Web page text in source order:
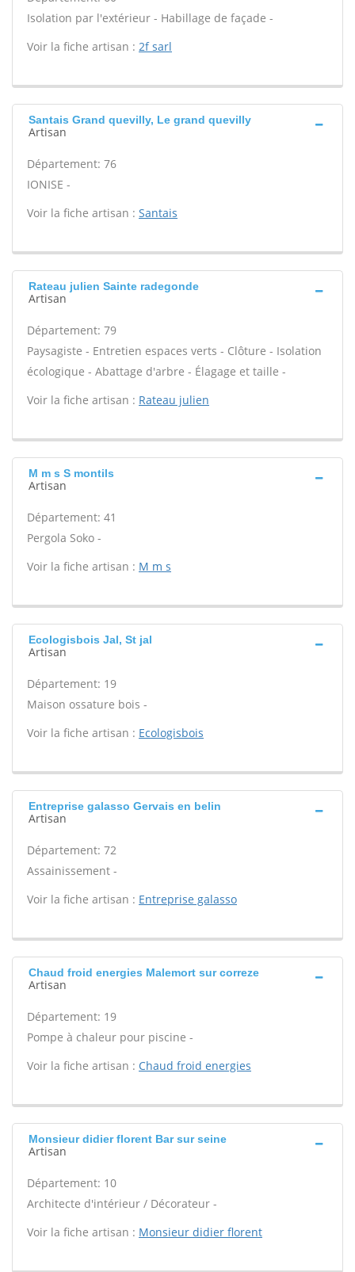
Isolation par l'extérieur - Habillage de façade -
Voir la fiche artisan : 2f sarl
Santais Grand quevilly, Le grand quevilly
Artisan
Département: 76
IONISE -
Voir la fiche artisan : Santais
Rateau julien Sainte radegonde
Artisan
Département: 79
Paysagiste - Entretien espaces verts - Clôture - Isolation
écologique - Abattage d'arbre - Élagage et taille -
Voir la fiche artisan : Rateau julien
M m s S montils
Artisan
Département: 41
Pergola Soko -
Voir la fiche artisan : M m s
Ecologisbois Jal, St jal
Artisan
Département: 19
Maison ossature bois -
Voir la fiche artisan : Ecologisbois
Entreprise galasso Gervais en belin
Artisan
Département: 72
Assainissement -
Voir la fiche artisan : Entreprise galasso
Chaud froid energies Malemort sur correze
Artisan
Département: 19
Pompe à chaleur pour piscine -
Voir la fiche artisan : Chaud froid energies
Monsieur didier florent Bar sur seine
Artisan
Département: 10
Architecte d'intérieur / Décorateur -
Voir la fiche artisan : Monsieur didier florent